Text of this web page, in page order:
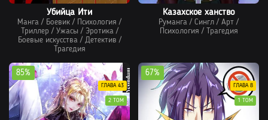
Убийца Ити
Манга / Боевик / Психология /
Триллер / Ужасы / Эротика/
Боевые искусства/ Детектив /
Трагедия
Казахское ханство
Руманга / Сингл / Арт /
Психология / Трагедия
85%
ГЛАВА 43
2 ТОМ
67%
ГЛАВА 8
1 ТОМ